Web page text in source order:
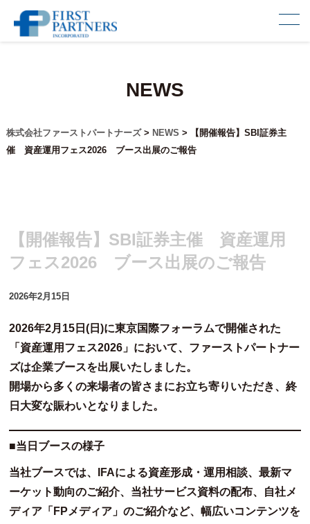
NEWS
株式会社ファーストパートナーズ> NEWS >
【開催報告】SBI証券主
催 資産運用フェス2026 ブース出展のご報告
【開催報告】SBI証券主催 資産運用
フェス2026 ブース出展のご報告
2026年2月15日
2026年2月15日(日)に東京国際フォーラムで開催された
「資産運用フェス2026」において、ファーストパートナー
ズは企業ブースを出展いたしました。
開場から多くの来場者の皆さまにお立ち寄りいただき、終
日大変な賑わいとなりました。
■当日ブースの様子
当社ブースでは、IFAによる資産形成・運用相談、最新マ
ーケット動向のご紹介、当社サービス資料の配布、自社メ
ディア「FPメディア」のご紹介など、幅広いコンテンツを